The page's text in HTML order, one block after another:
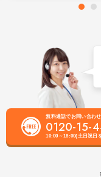
無料通話でお問い合わせ
0120-15-
10:00～18:00(土日祝日